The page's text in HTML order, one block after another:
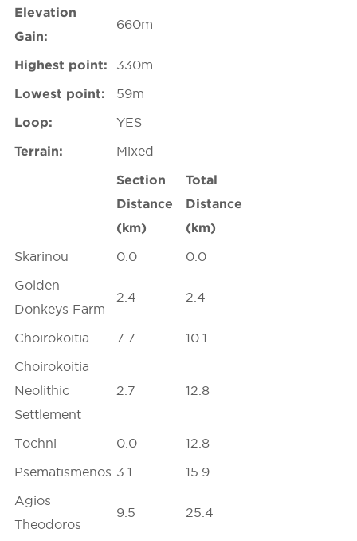
Elevation
Gain:
660m
Highest point:
330m
Lowest point:
59m
Loop:
YES
Terrain:
Mixed
Section
Distance
(km)
Total
Distance
(km)
Skarinou
0.0
0.0
Golden
Donkeys Farm
2.4 2.4
Choirokoitia 7.7
10.1
Choirokoitia
Neolithic
Settlement
2.7 12.8
Tochni 0.0
12.8
Psematismenos 3.1
15.9
Agios
Theodoros
9.5 25.4